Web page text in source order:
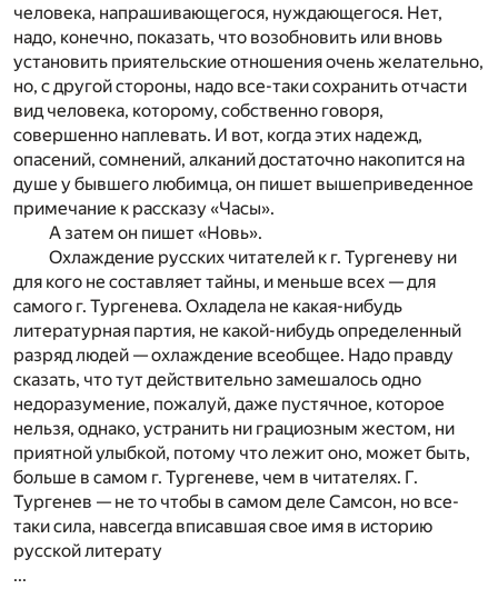
человека, напрашивающегося, нуждающегося. Нет,
надо, конечно, показать, что возобновить или вновь
установить приятельские отношения очень желательно,
но, с другой стороны, надо все-таки сохранить отчасти
вид человека, которому, собственно говоря,
совершенно наплевать. И вот, когда этих надежд,
опасений, сомнений, алканий достаточно накопится на
душе у бывшего любимца, он пишет вышеприведенное
примечание к рассказу «Часы».
А затем он пишет «Новь».
Охлаждение русских читателей к г. Тургеневу ни
для кого не составляет тайны, и меньше всех — для
самого г. Тургенева. Охладела не какая-нибудь
литературная партия, не какой-нибудь определенный
разряд людей — охлаждение всеобщее. Надо правду
сказать, что тут действительно замешалось одно
недоразумение, пожалуй, даже пустячное, которое
нельзя, однако, устранить ни грациозным жестом, ни
приятной улыбкой, потому что лежит оно, может быть,
больше в самом г. Тургеневе, чем в читателях. Г.
Тургенев — не то чтобы в самом деле Самсон, но все-
таки сила, навсегда вписавшая свое имя в историю
русской литерату
...